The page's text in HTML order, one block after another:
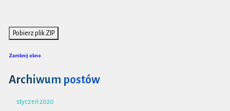
Zamknij okno
Archiwum postów
styczeń 2020